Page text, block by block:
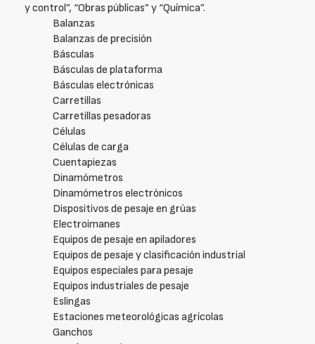
y control”, “Obras públicas” y “Química”.
Balanzas
Balanzas de precisión
Básculas
Básculas de plataforma
Básculas electrónicas
Carretillas
Carretillas pesadoras
Células
Células de carga
Cuentapiezas
Dinamómetros
Dinamómetros electrónicos
Dispositivos de pesaje en grúas
Electroimanes
Equipos de pesaje en apiladores
Equipos de pesaje y clasificación industrial
Equipos especiales para pesaje
Equipos industriales de pesaje
Eslingas
Estaciones meteorológicas agrícolas
Ganchos